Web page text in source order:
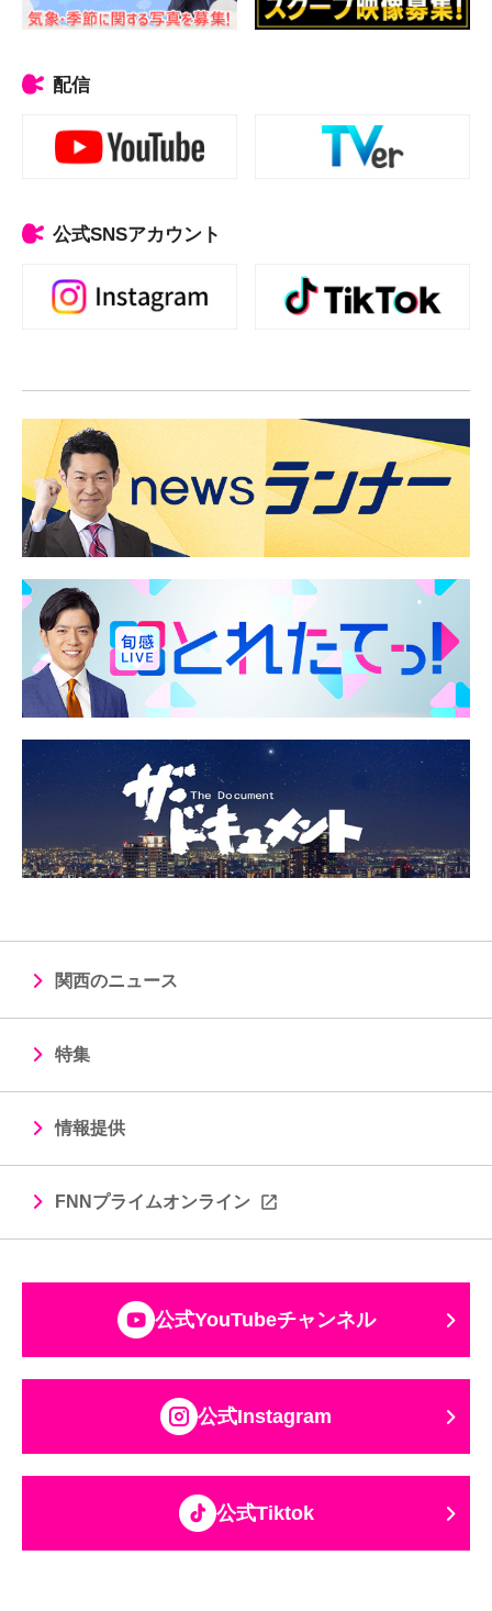
配信
公式SNSアカウント
関西のニュース
特集
情報提供
FNNプライムオンライン
公式YouTubeチャンネル
公式Instagram
公式Tiktok